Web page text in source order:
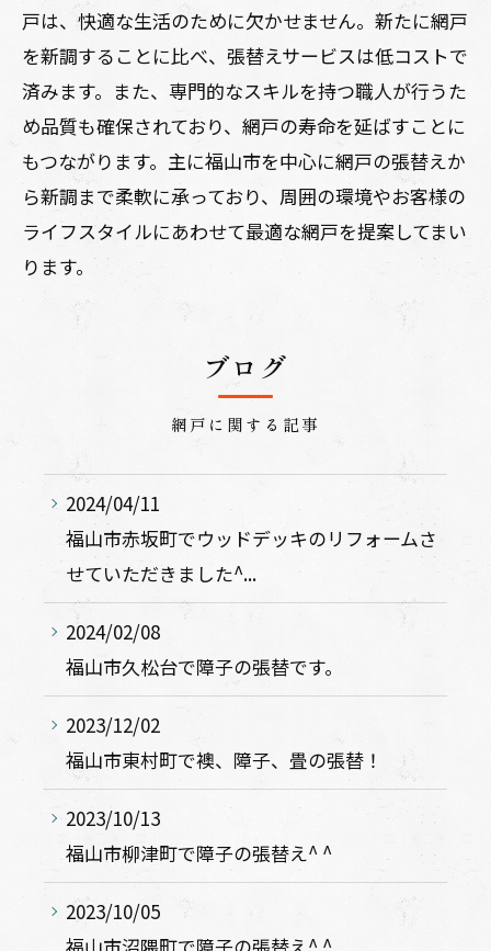
戸は、快適な生活のために欠かせません。新たに網戸
を新調することに比べ、張替えサービスは低コストで
済みます。また、専門的なスキルを持つ職人が行うた
め品質も確保されており、網戸の寿命を延ばすことに
もつながります。主に福山市を中心に網戸の張替えか
ら新調まで柔軟に承っており、周囲の環境やお客様の
ライフスタイルにあわせて最適な網戸を提案してまい
ります。
ブログ
網戸に関する記事
2024/04/11
福山市赤坂町でウッドデッキのリフォームさ
せていただきました^...
2024/02/08
福山市久松台で障子の張替です。
2023/12/02
福山市東村町で襖、障子、畳の張替！
2023/10/13
福山市柳津町で障子の張替え^ ^
2023/10/05